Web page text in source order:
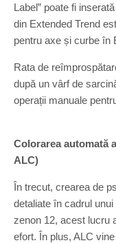
Label” poate fi
din Extended Trend
pentru axe și curbe în
Rata de
după un vârf de
operații manuale
Colorarea automată
ALC)
În trecut, crearea de
detaliate în cadrul
zenon 12, acest lucru
efort. În plus, ALC